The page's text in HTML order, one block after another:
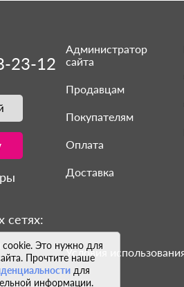
Это нужно для
Прочтите наше
для
информации.
23-12
сетях:
Администратор
сайта
Продавцам
Покупателям
Оплата
Доставка
Условия